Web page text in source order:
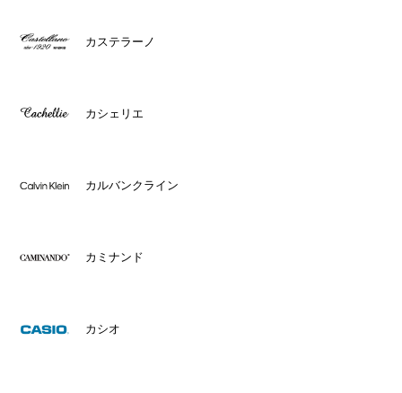
カステラーノ
カシェリエ
カルバンクライン
カミナンド
カシオ